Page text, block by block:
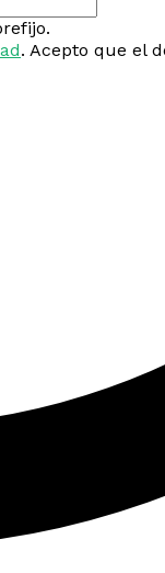
. Acepto que el